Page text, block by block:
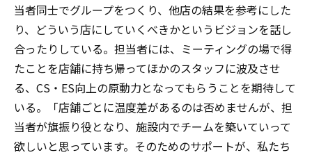
当者同士でグループをつくり、他店の結果を参考にした
り、どういう店にしていくべきかというビジョンを話し
合ったりしている。担当者には、ミーティングの場で得
たことを店舗に持ち帰ってほかのスタッフに波及させ
る、CS・ES向上の原動力となってもらうことを期待して
いる。「店舗ごとに温度差があるのは否めませんが、担
当者が旗振り役となり、施設内でチームを築いていって
欲しいと思っています。そのためのサポートが、私たち